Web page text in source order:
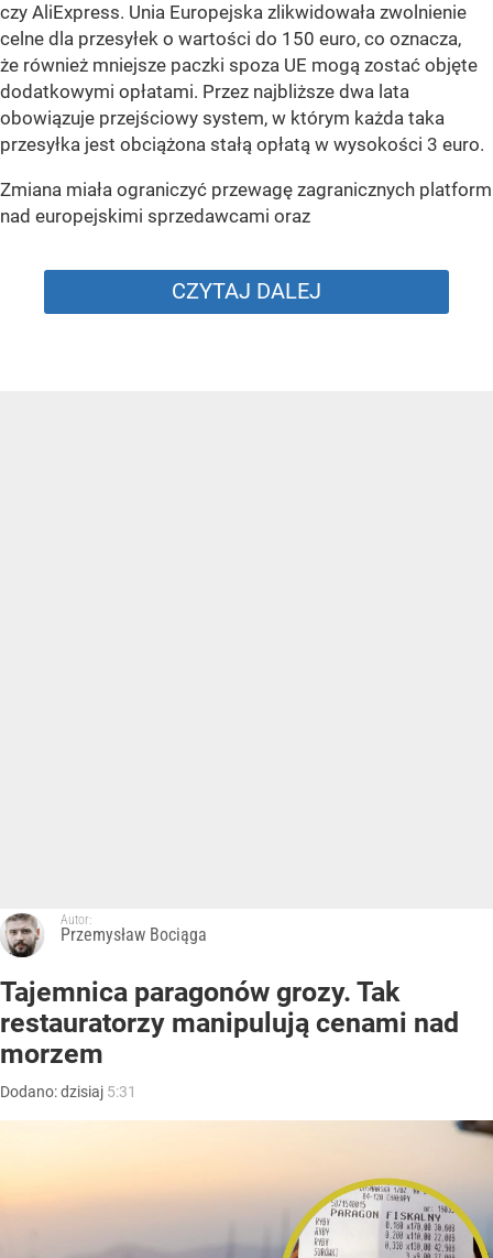
czy AliExpress. Unia Europejska zlikwidowała zwolnienie
celne dla przesyłek o wartości do 150 euro, co oznacza,
że również mniejsze paczki spoza UE mogą zostać objęte
dodatkowymi opłatami. Przez najbliższe dwa lata
obowiązuje przejściowy system, w którym każda taka
przesyłka jest obciążona stałą opłatą w wysokości 3 euro.
Zmiana miała ograniczyć przewagę zagranicznych platform
nad europejskimi sprzedawcami oraz
CZYTAJ DALEJ
Autor:
Przemysław Bociąga
Tajemnica paragonów grozy. Tak
restauratorzy manipulują cenami nad
morzem
Dodano:dzisiaj 5:31